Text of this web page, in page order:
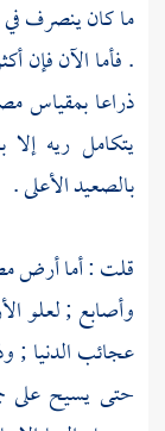
ما كان ينصرف في
. فأما الآن فإن
ذراعا بمقياس
يتكامل ريه إلا
بالصعيد الأعلى .
قلت : أما أرض
وأصابع ; لعلو
عجائب الدنيا ;
حتى يسيح على